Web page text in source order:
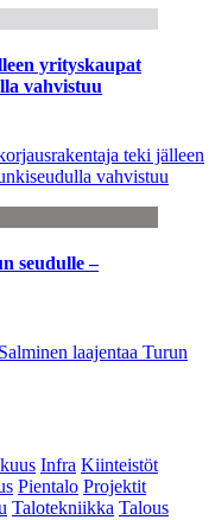
yrityskaupat
vahvistuu
teki jälleen
vahvistuu
seudulle –
laajentaa Turun
Infra Kiinteistöt
Pientalo Projektit
Talotekniikka Talous